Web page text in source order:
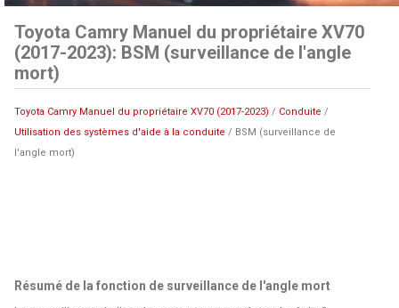
Toyota Camry Manuel du propriétaire XV70
(2017-2023): BSM (surveillance de l'angle
mort)
Toyota Camry Manuel du propriétaire XV70 (2017-2023) / Conduite /
Utilisation des systèmes d'aide à la conduite / BSM (surveillance de
l'angle mort)
Résumé de la fonction de surveillance de l'angle mort